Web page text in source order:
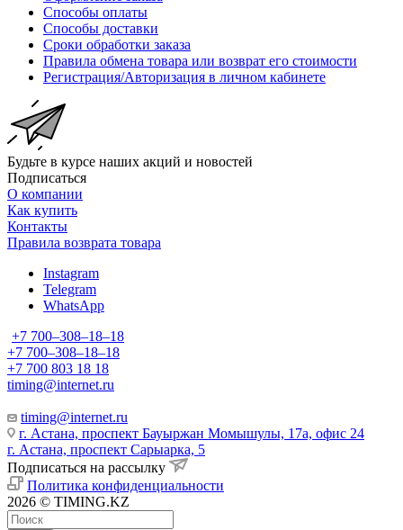
Способы оплаты
Способы доставки
Сроки обработки заказа
Правила обмена товара или возврат его стоимости
Регистрация/Авторизация в личном кабинете
Будьте в курсе наших акций и новостей
Подписаться
О компании
Как купить
Контакты
Правила возврата товара
Instagram
Telegram
WhatsApp
+7 700‒308‒18‒18
+7 700‒308‒18‒18
+7 700 803 18 18
timing@internet.ru
timing@internet.ru
г. Астана, проспект Бауыржан Момышулы, 17а, офис 24
г. Астана, проспект Сарыарка, 5
Подписаться на рассылку
Политика конфиденциальности
2026 © TIMING.KZ